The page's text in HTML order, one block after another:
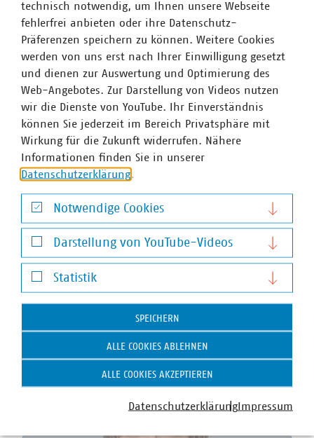
Stefan Luig
Leiter Presse und Pressesprecher mit Schwerpunkt
Wasser/Abwasser
+49 170 8580-226
technisch notwendig, um Ihnen unsere Webseite
fehlerfrei anbieten oder ihre Datenschutz-
Präferenzen speichern zu können. Weitere Cookies
werden von uns erst nach Ihrer Einwilligung gesetzt
und dienen zur Auswertung und Optimierung des
Web-Angebotes. Zur Darstellung von Videos nutzen
wir die Dienste von YouTube. Ihr Einverständnis
können Sie jederzeit im Bereich Privatsphäre mit
Wirkung für die Zukunft widerrufen. Nähere
Informationen finden Sie in unserer
Datenschutzerklärung
Notwendige Cookies
Notwendige Cookies
Darstellung von YouTube-Videos
Darstellung von YouTube-Videos
Statistik
Statistik
SPEICHERN
ALLE COOKIES ABLEHNEN
ALLE COOKIES AKZEPTIEREN
DatenschutzerklärungImpressum